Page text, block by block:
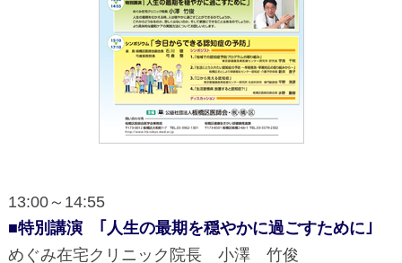
13:00～14:55
■特別講演 ｢人生の最期を穏やかに過ごすために｣
めぐみ在宅クリニック院長 小澤 竹俊